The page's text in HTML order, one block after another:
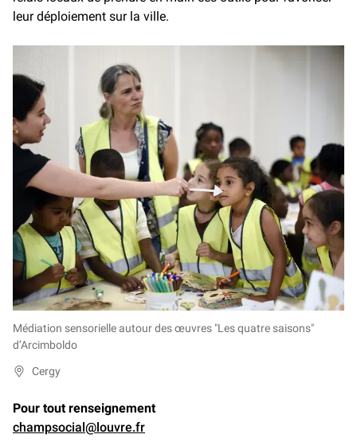
leur déploiement sur la ville.
Médiation sensorielle autour des œuvres "Les quatre saisons"
Médiation sensorielle autour des œuvres "Les quatre saisons"
d’Arcimboldo
Cergy
Pour tout renseignement
champsocial@louvre.fr